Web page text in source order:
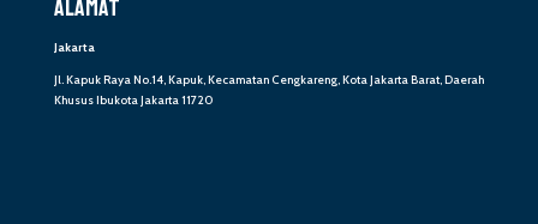
Jakarta
Jl. Kapuk Raya No.14, Kapuk, Kecamatan Cengkareng, Kota Jakarta Barat, Daerah
Khusus Ibukota Jakarta 11720